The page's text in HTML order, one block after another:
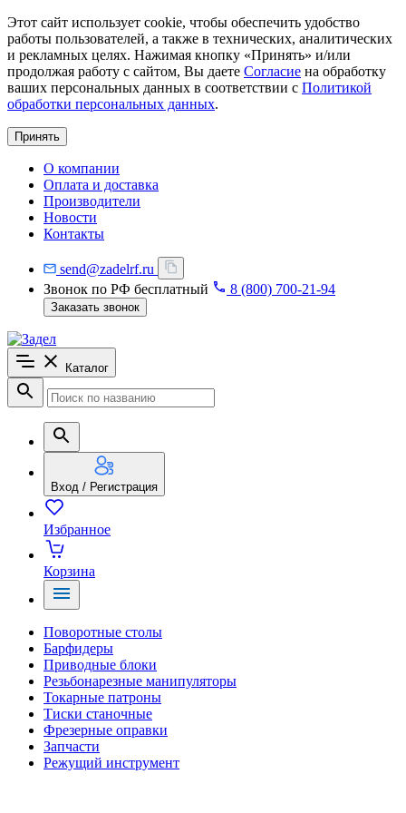
Этот сайт использует cookie, чтобы обеспечить удобство
работы пользователей, а также в технических, аналитических
и рекламных целях. Нажимая кнопку «Принять» и/или
продолжая работу с сайтом, Вы даете Согласие на обработку
ваших персональных данных в соответствии с Политикой
обработки персональных данных.
Принять
О компании
Оплата и доставка
Производители
Новости
Контакты
send@zadelrf.ru
Звонок по РФ бесплатный
8 (800) 700-21-94
Заказать звонок
Каталог
Вход / Регистрация
Избранное
Корзина
Поворотные столы
Барфидеры
Приводные блоки
Резьбонарезные манипуляторы
Токарные патроны
Тиски станочные
Фрезерные оправки
Запчасти
Режущий инструмент